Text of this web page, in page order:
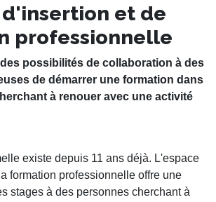
d'insertion et de
professionnelle
possibilités de collaboration à des
de démarrer une formation dans
à renouer avec une activité
existe depuis 11 ans déjà. L'espace
formation professionnelle offre une
stages à des personnes cherchant à